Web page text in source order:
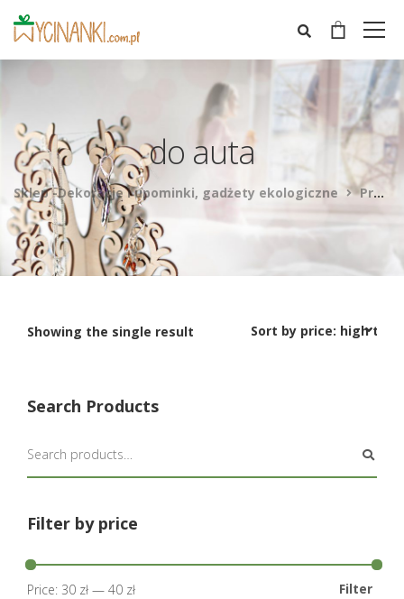
do auta
Sklep -Dekoracje i upominki, gadżety ekologiczne Products
Showing the single result
Search Products
Filter by price
Filter
Price: 30 zł — 40 zł